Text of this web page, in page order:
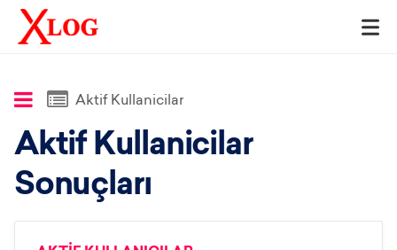
Aktif Kullanicilar
Aktif Kullanicilar
Sonuçları